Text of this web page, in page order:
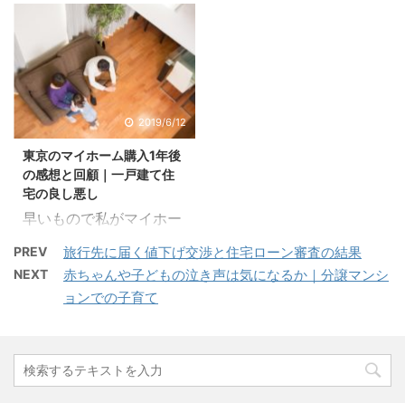
介を受けることにしまし
た。 家の前はボコボコの
荒れ地でしたからね。 も
くじ1 希望間取り図と採
寸1.1 駐車場の間取りの難
しさ2 庭造りで必要な工
事2.1 全てを業者さんに
託す3 まとめ 希望間取り
図 ...
固まっていたため、手付
金の200万円もすでに入
れました。後は会社から
借金しての現金一括購入
か、住宅ローンで買うか
の選択でした。 不動産会
社のお兄さんから住宅ロ
ーンの連絡がきたところ
からになります。 前回記
事はコチラになります。
もくじ1 フラット35で住
宅ローンは組める1.1 フラ
ット35は割高2 結論はマ
イホーム現金一括購入2.1
のメリットとは2.3 マイ
ホーム現金一括購入のデ
だ住宅購入という経験が
なく、これから買いたい
いてきたつもりです。 今
回も事実のまま書きたい
2019/6/12
東京のマイホーム購入1年後
の感想と回顧｜一戸建て住
宅の良し悪し
早いもので私がマイホー
が経過しました。思えば
とんとん拍子で家購入が
決まり、引っ越しもす
たと思います。 そこでマ
イホームを実際に購入
PREV 旅行先に届く値下げ交渉と住宅ローン審査の結果
NEXT
赤ちゃんや子どもの泣き声は気になるか｜分譲マンシ
ョンでの子育て